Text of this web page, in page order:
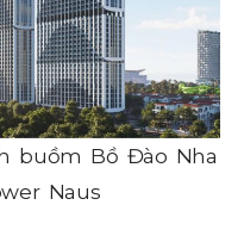
buồm Bồ Đào Nha
Naus